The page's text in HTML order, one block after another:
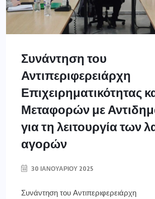
Συνάντηση του
Αντιπεριφερειάρχη
Επιχειρηματικότητας
Μεταφορών με
για τη λειτουργία των
αγορών
30 ΙΑΝΟΥΑΡΊΟΥ 2025
Συνάντηση του Αντιπεριφερειάρχη